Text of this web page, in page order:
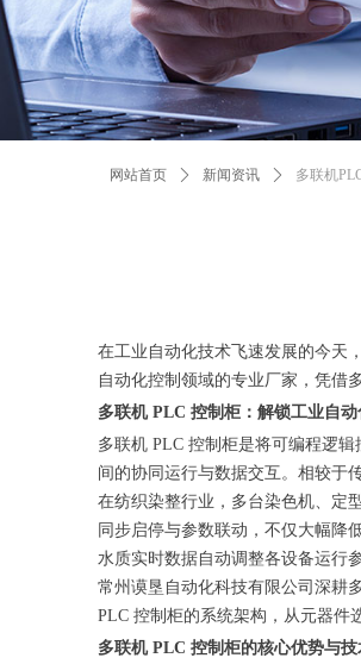
网站首页 ꄲ 新闻资讯 ꄲ 多联机
在工业自动化技术飞速发展的今天
自动化控制领域的专业厂家，凭借
多联机 PLC 控制柜：解锁工业自
多联机 PLC 控制柜是将可编程逻
间的协同运行与数据交互。相较于
在纺织染整行业，多台染色机、定
同步启停与参数联动，不仅大幅降
水质实时数据自动调整各设备运行
常州谟垦自动化科技有限公司深耕
PLC 控制柜的系统架构，从元器件
多联机 PLC 控制柜的核心优势与